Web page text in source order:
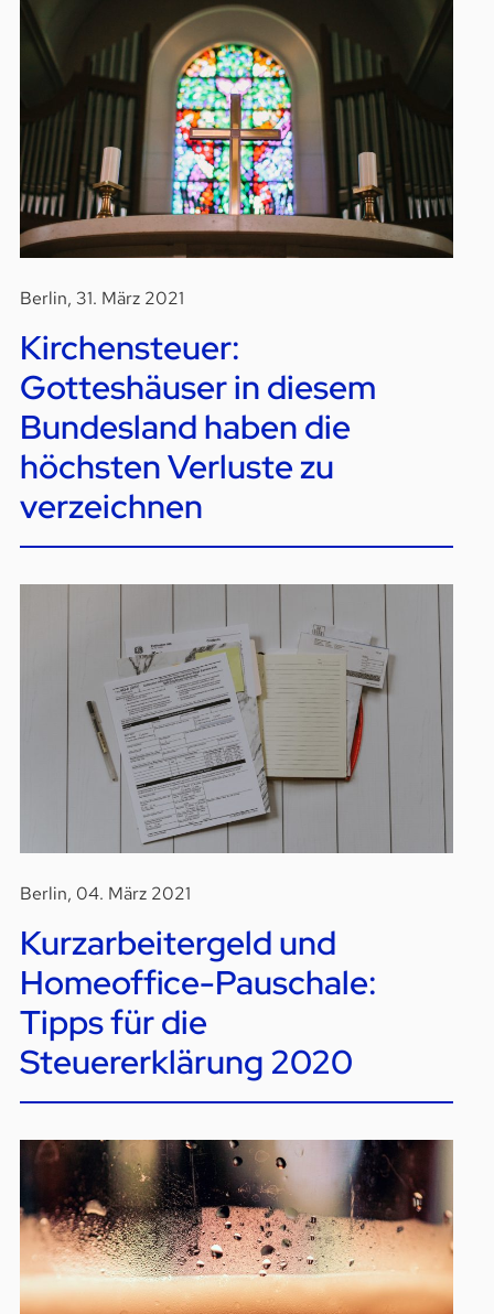
Berlin, 31. März 2021
Kirchensteuer:
Gotteshäuser in diesem
Bundesland haben die
höchsten Verluste zu
verzeichnen
Berlin, 04. März 2021
Kurzarbeitergeld und
Homeoffice-Pauschale:
Tipps für die
Steuererklärung 2020